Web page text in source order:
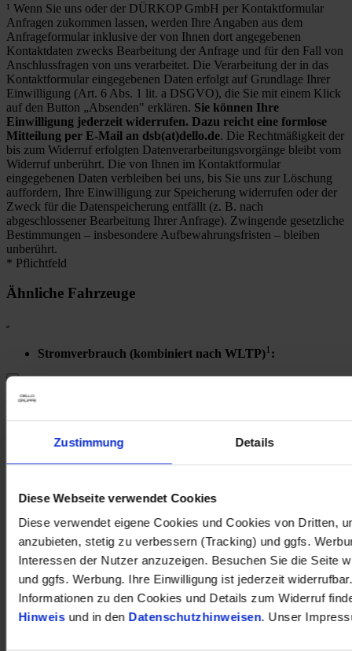
Zustimmung Details
Diese Webseite verwendet Cookies
Diese verwendet eigene Cookies und Cookies von Dritten,
anzubieten, stetig zu verbessern (Tracking) und ggfs.
Interessen der Nutzer anzuzeigen. Besuchen Sie die Seite
und ggfs. Werbung. Ihre Einwilligung ist jederzeit
Informationen zu den Cookies und Details zum Widerruf
Hinweisund in den Datenschutzhinweisen. Unser
¹ Wenn Sie uns oder der DÜRKOP GmbH per Kontaktformular
Anfragen zukommen lassen, werden Ihre Angaben aus dem
Anfrageformular inklusive der von Ihnen dort angegebenen
Kontaktdaten zwecks Bearbeitung der Anfrage und für den Fall von
Anschlussfragen von uns verarbeitet. Die Verarbeitung der in das
Kontaktformular eingegebenen Daten erfolgt auf Grundlage Ihrer
Einwilligung (Art. 6 Abs. 1 lit. a DSGVO), die Sie mit einem Klick
auf den Button „Absenden" erklären. Sie können Ihre
Einwilligung jederzeit widerrufen. Dazu reicht eine formlose
Mitteilung per E-Mail an dsb(at)dello.de. Die Rechtmäßigkeit der
bis zum Widerruf erfolgten Datenverarbeitungsvorgänge bleibt vom
Widerruf unberührt. Die von Ihnen im Kontaktformular
eingegebenen Daten verbleiben bei uns, bis Sie uns zur Löschung
auffordern, Ihre Einwilligung zur Speicherung widerrufen oder der
Zweck für die Datenspeicherung entfällt (z. B. nach
abgeschlossener Bearbeitung Ihrer Anfrage). Zwingende gesetzliche
Bestimmungen – insbesondere Aufbewahrungsfristen – bleiben
unberührt.
* Pflichtfeld
Ähnliche Fahrzeuge
Stromverbrauch (kombiniert nach WLTP)1 :
Leapmotor C10 DESIGN 69,9kWh Leder Panorama Navi Digitales
Neuwagen
Erstzulassung
KraftstoffartElektro
Getriebeart
Automatik
Finanzierung möglich
HU/AU neu
Garantie
opel-de188702